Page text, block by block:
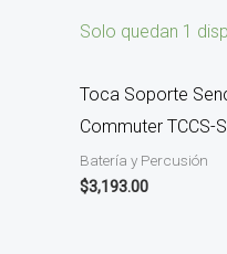
Solo quedan 1
Toca Soporte
Commuter TCCS-S
Batería y Percusión
$3,193.00